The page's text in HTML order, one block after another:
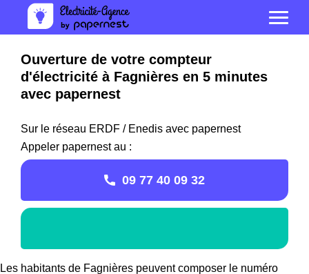
Ouverture de votre compteur
d'électricité à Fagnières en 5 minutes
avec papernest
Sur le réseau ERDF / Enedis avec papernest
Appeler papernest au :
09 77 40 09 32
Les habitants de Fagnières peuvent composer le numéro